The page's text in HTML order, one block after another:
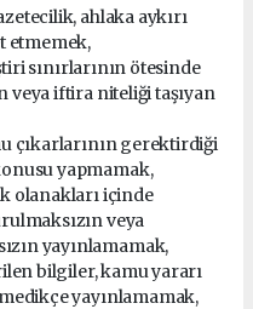
ahlaka aykırı
etmemek,
sınırlarının ötesinde
veya iftira niteliği taşıyan
çıkarlarının gerektirdiği
yapmamak,
olanakları içinde
veya
yayınlamamak,
bilgiler, kamu yararı
yayınlamamak,